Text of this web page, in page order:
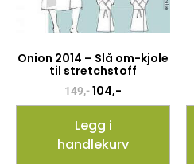
Onion 2014 – Slå om-kjole
til stretchstoff
149,-104,-
Legg i
handlekurv